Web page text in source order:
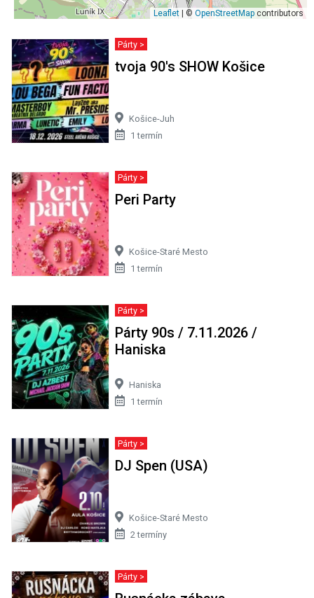
Leaflet | © OpenStreetMap contributors
Párty >
tvoja 90's SHOW Košice
Košice-Juh
1 termín
Párty >
Peri Party
Košice-Staré Mesto
1 termín
Párty >
Párty 90s / 7.11.2026 /
Haniska
Haniska
1 termín
Párty >
DJ Spen (USA)
Košice-Staré Mesto
2 termíny
Párty >